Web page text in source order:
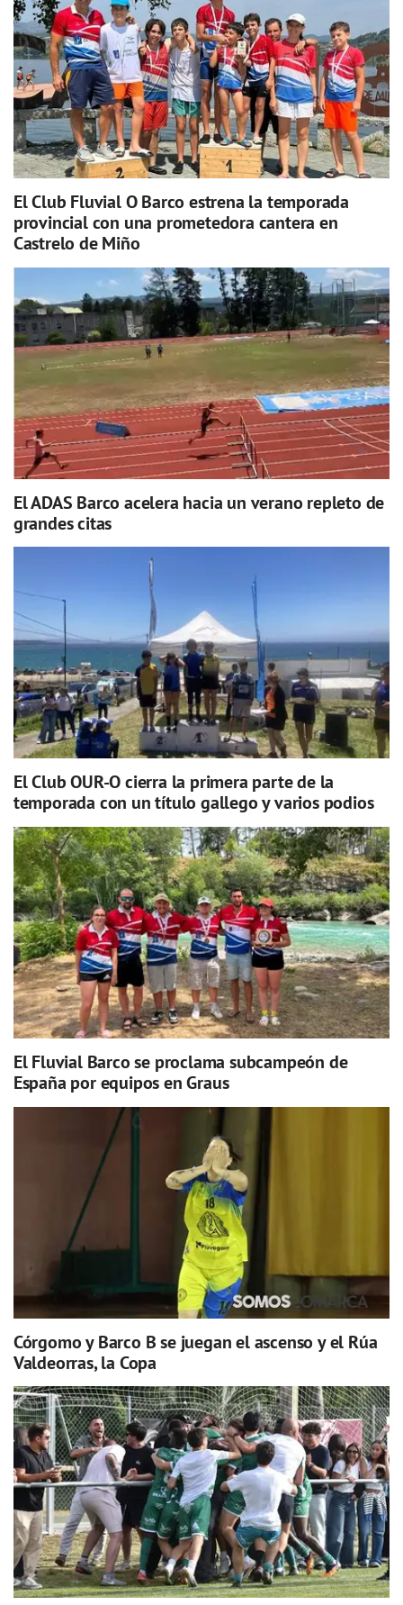
El Club Fluvial O Barco estrena la temporada
provincial con una prometedora cantera en
Castrelo de Miño
El ADAS Barco acelera hacia un verano repleto de
grandes citas
El Club OUR-O cierra la primera parte de la
temporada con un título gallego y varios podios
El Fluvial Barco se proclama subcampeón de
España por equipos en Graus
Córgomo y Barco B se juegan el ascenso y el Rúa
Valdeorras, la Copa